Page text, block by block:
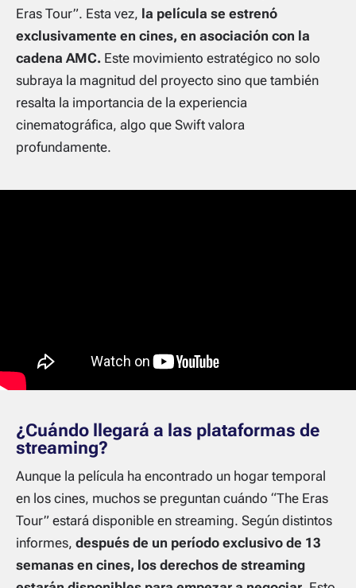
Eras Tour”. Esta vez, la película se estrenó
exclusivamente en cines, en asociación con la
cadena AMC. Este movimiento estratégico no solo
subraya la magnitud del proyecto sino que también
resalta la importancia de la experiencia
cinematográfica, algo que Swift valora
profundamente.
¿Cuándo llegará a las plataformas de
streaming?
Aunque la película ha encontrado un hogar temporal
en los cines, muchos se preguntan cuándo “The Eras
Tour” estará disponible en streaming. Según distintos
informes, después de un período exclusivo de 13
semanas en cines, los derechos de streaming